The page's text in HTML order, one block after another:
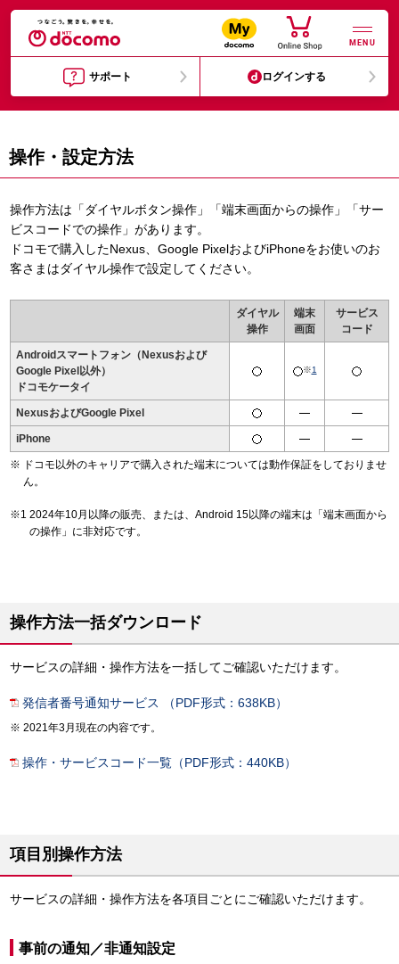
MENU
サポート ログインする
操作・設定方法
操作方法は「ダイヤルボタン操作」「端末画面からの操作」「サー
ビスコードでの操作」があります。
ドコモで購入したNexus、Google PixelおよびiPhoneをお使いのお
客さまはダイヤル操作で設定してください。
ダイヤル
操作
端末
画面
サービス
コード
Androidスマートフォン（Nexusおよび
Google Pixel以外）
ドコモケータイ
※1
NexusおよびGoogle Pixel
iPhone
ドコモ以外のキャリアで購入された端末については動作保証をしておりませ
ん。
2024年10月以降の販売、または、Android 15以降の端末は「端末画面から
の操作」に非対応です。
操作方法一括ダウンロード
サービスの詳細・操作方法を一括してご確認いただけます。
発信者番号通知サービス （PDF形式：638KB）
2021年3月現在の内容です。
操作・サービスコード一覧（PDF形式：440KB）
項目別操作方法
サービスの詳細・操作方法を各項目ごとにご確認いただけます。
事前の通知／非通知設定